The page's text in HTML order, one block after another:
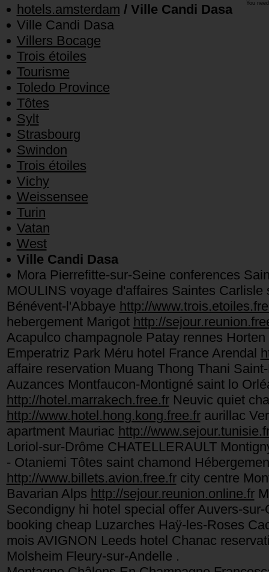
You
hotels.amsterdam / Ville Candi Dasa
Ville Candi Dasa
Villers Bocage
Trois étoiles
Tourisme
Toledo Province
Tôtes
Sylt
Strasbourg
Swindon
Trois étoiles
Vichy
Weissensee
Turin
Vatan
West
Ville Candi Dasa
Mora Pierrefitte-sur-Seine conferences
MOULINS voyage d'affaires Saintes
Bénévent-l'Abbaye http://
hebergement Marigot http://
Acapulco champagnole Patay rennes
Emperatriz Park Méru hotel France Arendal
affaire reservation Muang Thong Thani
Auzances Montfaucon-Montigné saint lo
http://hotel.marrakech.free.frNeuvic quiet
http://www.hotel.hong.kong.free.fraurillac
apartment Mauriac http://
Loriol-sur-Drôme CHATELLERAULT
- Otaniemi Tôtes saint chamond
http://www.billets.avion.free.frcity centre
Bavarian Alps http://sejour.reunion.online.fr
Secondigny hi hotel special offer Auvers-
booking cheap Luzarches Haÿ-les-Roses
mois AVIGNON Leeds hotel Chanac
Molsheim Fleury-sur-Andelle .